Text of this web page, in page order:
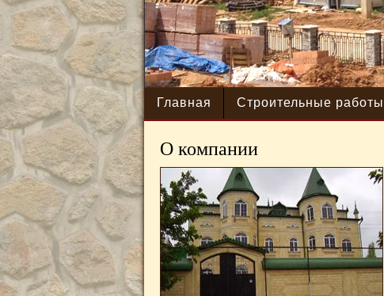
PREV
Главная Строительные работы
О компании